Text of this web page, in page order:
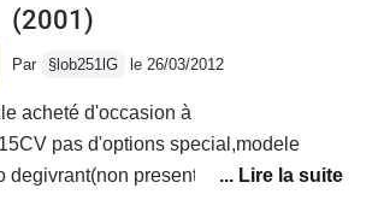
(2001)
Par §lob251lG le 26/03/2012
acheté d'occasion à
pas d'options special,modele
degivrant(non present sur ma audi a3